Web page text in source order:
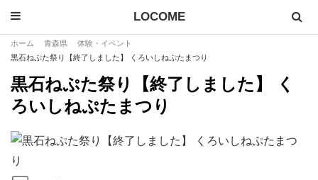
LOCOME
ホーム 青森県
体験・イベント
黒石ねぷた祭り【終了しました】 くろいしねぷたまつり
黒石ねぷた祭り【終了しました】 く
ろいしねぷたまつり